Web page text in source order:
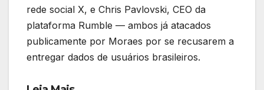
rede social X, e Chris Pavlovski, CEO da
plataforma Rumble — ambos já atacados
publicamente por Moraes por se recusarem a
entregar dados de usuários brasileiros.